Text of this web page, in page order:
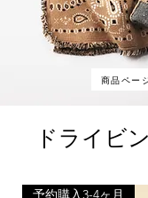
商品ペー
ドライビ
予約購入3-4ヶ月